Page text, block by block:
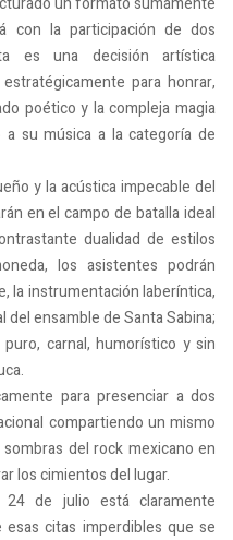
con la participación de dos
es una decisión artística
para honrar,
poético y la compleja magia
su música a la categoría de
y la acústica impecable del
en el campo de batalla ideal
dualidad de estilos
los asistentes podrán
la instrumentación laberíntica,
ensamble de Santa Sabina;
carnal, humorístico y sin
para presenciar a dos
compartiendo un mismo
del rock mexicano en
los cimientos del lugar.
24 de julio está claramente
citas imperdibles que se